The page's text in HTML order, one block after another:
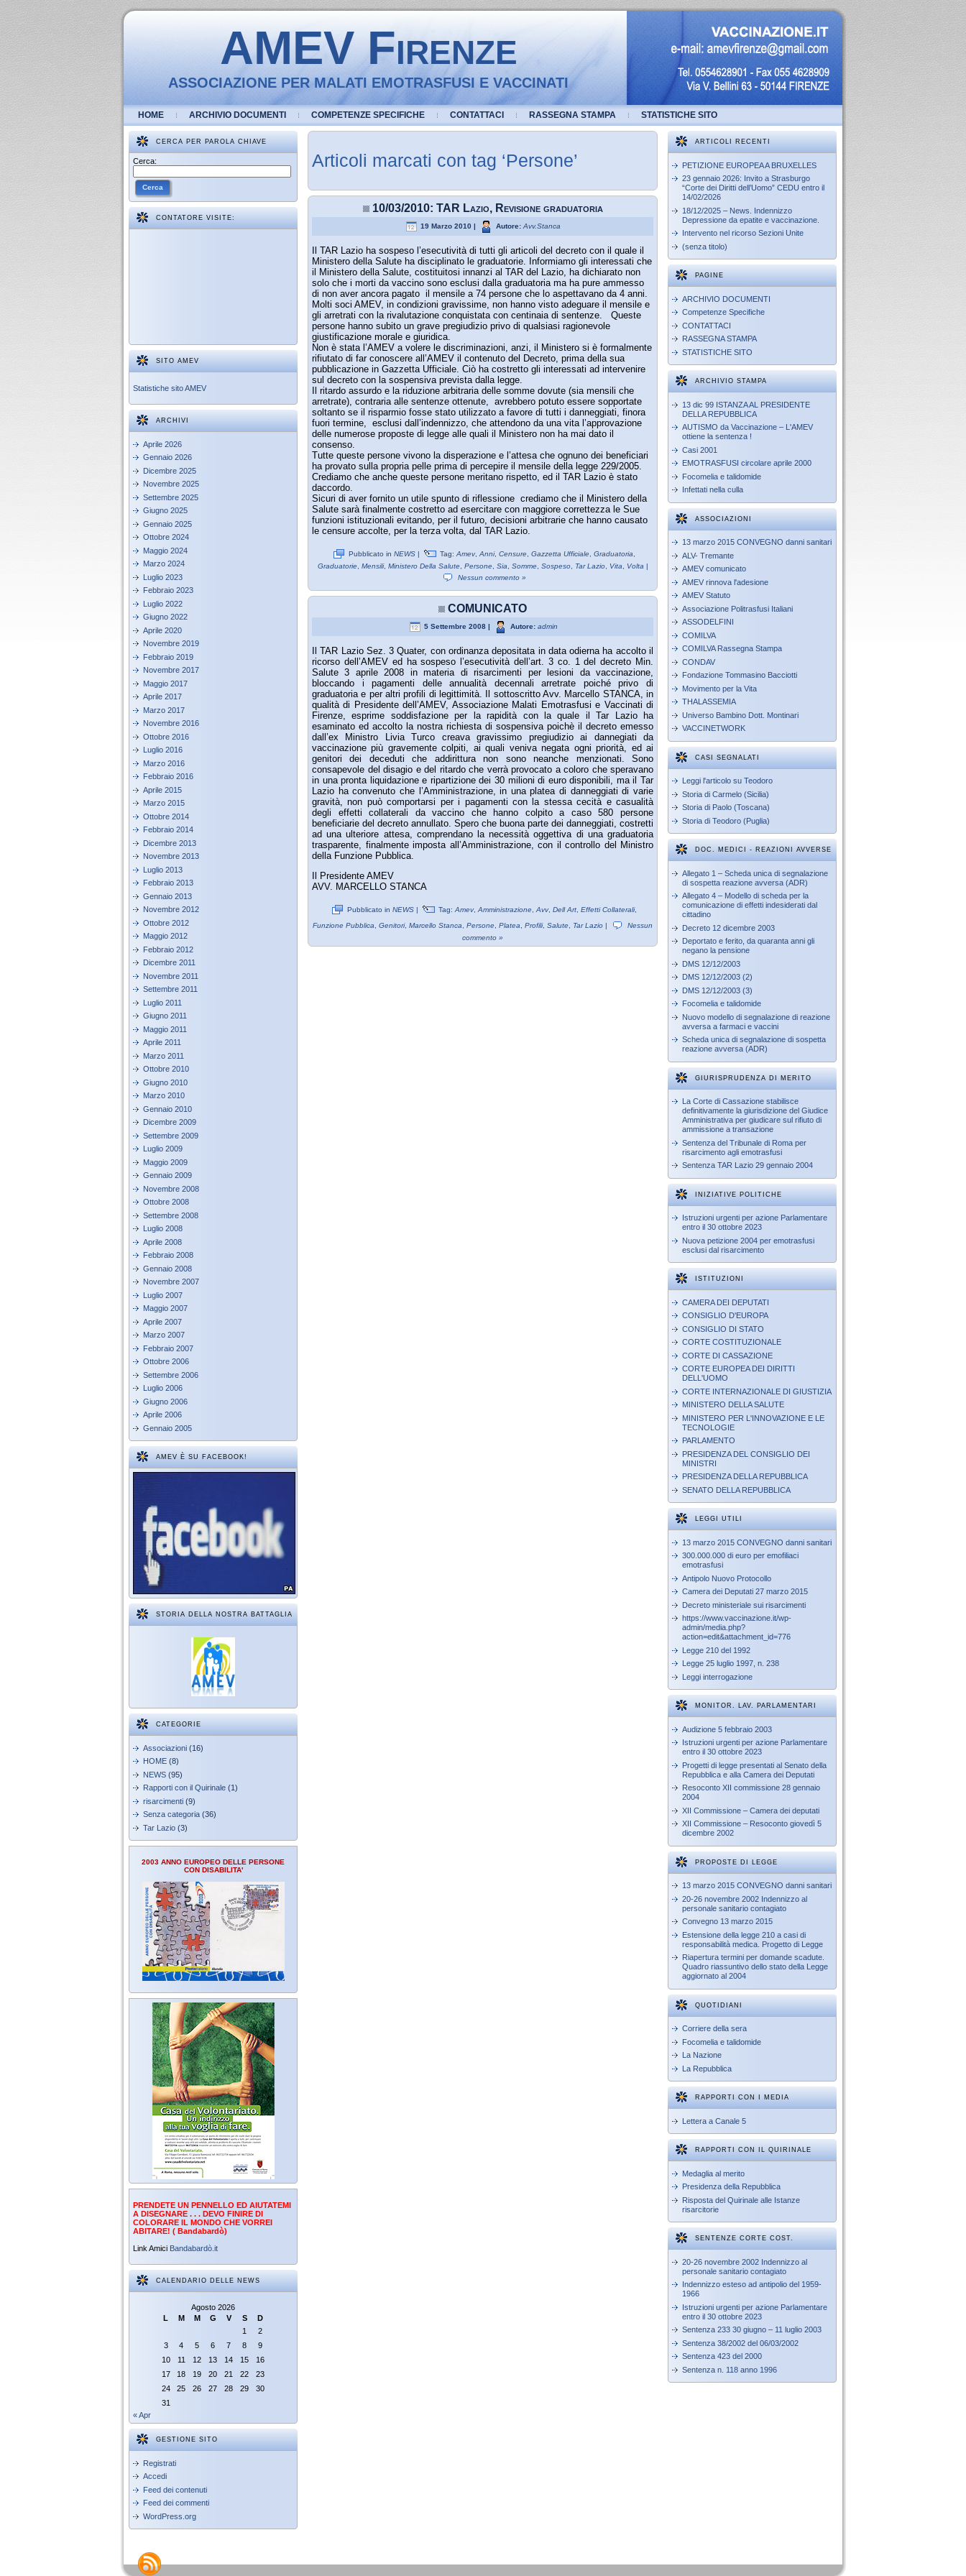
AMEV Firenze
ASSOCIAZIONE PER MALATI EMOTRASFUSI E VACCINATI
HOME ARCHIVIO DOCUMENTI COMPETENZE SPECIFICHE CONTATTACI RASSEGNA STAMPA STATISTICHE SITO
CERCA PER PAROLA CHIAVE
Cerca:
Cerca
CONTATORE VISITE:
SITO AMEV
Statistiche sito AMEV
ARCHIVI
Aprile 2026
Gennaio 2026
Dicembre 2025
Novembre 2025
Settembre 2025
Giugno 2025
Gennaio 2025
Ottobre 2024
Maggio 2024
Marzo 2024
Luglio 2023
Febbraio 2023
Luglio 2022
Giugno 2022
Aprile 2020
Novembre 2019
Febbraio 2019
Novembre 2017
Maggio 2017
Aprile 2017
Marzo 2017
Novembre 2016
Ottobre 2016
Luglio 2016
Marzo 2016
Febbraio 2016
Aprile 2015
Marzo 2015
Ottobre 2014
Febbraio 2014
Dicembre 2013
Novembre 2013
Luglio 2013
Febbraio 2013
Gennaio 2013
Novembre 2012
Ottobre 2012
Maggio 2012
Febbraio 2012
Dicembre 2011
Novembre 2011
Settembre 2011
Luglio 2011
Giugno 2011
Maggio 2011
Aprile 2011
Marzo 2011
Ottobre 2010
Giugno 2010
Marzo 2010
Gennaio 2010
Dicembre 2009
Settembre 2009
Luglio 2009
Maggio 2009
Gennaio 2009
Novembre 2008
Ottobre 2008
Settembre 2008
Luglio 2008
Aprile 2008
Febbraio 2008
Gennaio 2008
Novembre 2007
Luglio 2007
Maggio 2007
Aprile 2007
Marzo 2007
Febbraio 2007
Ottobre 2006
Settembre 2006
Luglio 2006
Giugno 2006
Aprile 2006
Gennaio 2005
AMEV È SU FACEBOOK!
STORIA DELLA NOSTRA BATTAGLIA
CATEGORIE
Associazioni (16)
HOME (8)
NEWS (95)
Rapporti con il Quirinale (1)
risarcimenti (9)
Senza categoria (36)
Tar Lazio (3)
2003 ANNO EUROPEO DELLE PERSONE
CON DISABILITA'
PRENDETE UN PENNELLO ED AIUTATEMI
A DISEGNARE . . . DEVO FINIRE DI
COLORARE IL MONDO CHE VORREI
ABITARE! ( Bandabardò)
Link Amici Bandabardò.it
CALENDARIO DELLE NEWS
Agosto 2026
L
M M G V S
D
1
2
3
4 5 6 7 8
9
10
11 12 13 14 15
16
17
18 19 20 21 22
23
24
25 26 27 28 29
30
31
« Apr
GESTIONE SITO
Registrati
Accedi
Feed dei contenuti
Feed dei commenti
WordPress.org
Articoli marcati con tag ‘Persone’
10/03/2010: TAR Lazio, Revisione graduatoria
19 Marzo 2010 | Autore: Avv.Stanca
Il TAR Lazio ha sospeso l’esecutività di tutti gli articoli del decreto con il quale il
Ministero della Salute ha disciplinato le graduatorie. Informiamo gli interessati che
il Ministero della Salute, costituitosi innanzi al TAR del Lazio, ha dichiarato non
solo che i morti da vaccino sono esclusi dalla graduatoria ma ha pure ammesso
di non aver ancora pagato il mensile a 74 persone che lo aspettavano da 4 anni.
Molti soci AMEV, in condizioni gravissime, non hanno visto adeguare il mensile e
gli arretrati con la rivalutazione conquistata con centinaia di sentenze. Queste
persone hanno subito un grave pregiudizio privo di qualsiasi ragionevole
giustificazione morale e giuridica.
Non è stata l’AMEV a volere le discriminazioni, anzi, il Ministero si è formalmente
rifiutato di far conoscere all’AMEV il contenuto del Decreto, prima della sua
pubblicazione in Gazzetta Ufficiale. Ciò ha costretto gli interessati ad intervenire
sul decreto con la sospensiva prevista dalla legge.
Il ritardo assurdo e la riduzione arbitraria delle somme dovute (sia mensili che
arretrate), contraria alle sentenze ottenute, avrebbero potuto essere sopportate
soltanto se il risparmio fosse stato utilizzato a favore di tutti i danneggiati, finora
fuori termine, esclusi dall’indennizzo, che attendono da una vita l’approvazione
delle numerose proposte di legge alle quali il Ministero non ha mai dato il
consenso.
Tutte queste persone vivono la disperazione e l’attesa che ognuno dei beneficiari
ha provato sulla propria pelle prima di percepire il mensile della legge 229/2005.
Crediamo che anche queste persone meritano rispetto, ed il TAR Lazio è stato
daccordo.
Sicuri di aver fornito un utile spunto di riflessione crediamo che il Ministero della
Salute sarà finalmente costretto ad esercitare con maggiore correttezza le Sue
funzioni istituzionali evitando, per il futuro, decisioni arbitrarie che hanno causato
le censure accolte, per la terza volta, dal TAR Lazio.
Pubblicato in NEWS| Tag: Amev, Anni, Censure, Gazzetta Ufficiale, Graduatoria
Graduatorie, Mensili, Ministero Della Salute, Persone, Sia Somme, Sospeso, Tar Lazio, Vita Volta |
Nessun commento »
COMUNICATO
5 Settembre 2008 | Autore: admin
Il TAR Lazio Sez. 3 Quater, con ordinanza depositata in data odierna ha accolto il
ricorso dell’AMEV ed ha sospeso l’esecutività dell’art. 3 co. 1 del decreto Min.
Salute 3 aprile 2008 in materia di risarcimenti per lesioni da vaccinazione,
bloccando i pagamenti delle annualità decennali arretrate poiché privo di
graduatoria e per altri profili di legittimità. Il sottoscritto Avv. Marcello STANCA, in
qualità di Presidente dell’AMEV, Associazione Malati Emotrasfusi e Vaccinati di
Firenze, esprime soddisfazione per la rapidità con la quale il Tar Lazio ha
esaminato ed accolto la nostra richiesta di sospensiva poichè il decreto emesso
dall’ex Ministro Livia Turco creava gravissimo pregiudizio ai dannegiati da
vaccinazione più gravemente colpiti, ai quali veniva negata ogni priorità, ed ai
genitori dei deceduti che addirittura non sono neanche menzionati. Sono
consapevole del disagio e del ritardo che verrà provocato a coloro che speravano
in una pronta liquidazione e ripartizione dei 30 milioni di euro disponibili, ma il Tar
Lazio ha convenuto che l’Amministrazione, in una platea di danneggiati di varie
gravità, non può comportarsi per i pagamenti con la stessa cecità e casualità
degli effetti collaterali da vaccino che hanno colpito a caso 580 persone
beneficiarie del decreto annullato. Spero che buona parte dei danneggiati, costretti
ad una ulteriore attesa, comprendano la necessità oggettiva di una graduatoria
trasparente, finalmente imposta all’Amministrazione, con il controllo del Ministro
della Funzione Pubblica.
Il Presidente AMEV
AVV. MARCELLO STANCA
Pubblicato in NEWS| Tag: Amev, Amministrazione, Avv, Dell Art, Effetti Collaterali,
Funzione Pubblica
Genitori, Marcello Stanca Persone Platea Profili, Salute Tar Lazio |
Nessun
commento »
ARTICOLI RECENTI
PETIZIONE EUROPEA A BRUXELLES
23 gennaio 2026: Invito a Strasburgo
“Corte dei Diritti dell’Uomo” CEDU entro il
14/02/2026
18/12/2025 – News. Indennizzo
Depressione da epatite e vaccinazione.
Intervento nel ricorso Sezioni Unite
(senza titolo)
PAGINE
ARCHIVIO DOCUMENTI
Competenze Specifiche
CONTATTACI
RASSEGNA STAMPA
STATISTICHE SITO
ARCHIVIO STAMPA
13 dic 99 ISTANZA AL PRESIDENTE
DELLA REPUBBLICA
AUTISMO da Vaccinazione – L'AMEV
ottiene la sentenza !
Casi 2001
EMOTRASFUSI circolare aprile 2000
Focomelia e talidomide
Infettati nella culla
ASSOCIAZIONI
13 marzo 2015 CONVEGNO danni sanitari
ALV- Tremante
AMEV comunicato
AMEV rinnova l'adesione
AMEV Statuto
Associazione Politrasfusi Italiani
ASSODELFINI
COMILVA
COMILVA Rassegna Stampa
CONDAV
Fondazione Tommasino Bacciotti
Movimento per la Vita
THALASSEMIA
Universo Bambino Dott. Montinari
VACCINETWORK
CASI SEGNALATI
Leggi l'articolo su Teodoro
Storia di Carmelo (Sicilia)
Storia di Paolo (Toscana)
Storia di Teodoro (Puglia)
DOC. MEDICI - REAZIONI AVVERSE
Allegato 1 – Scheda unica di segnalazione
di sospetta reazione avversa (ADR)
Allegato 4 – Modello di scheda per la
comunicazione di effetti indesiderati dal
cittadino
Decreto 12 dicembre 2003
Deportato e ferito, da quaranta anni gli
negano la pensione
DMS 12/12/2003
DMS 12/12/2003 (2)
DMS 12/12/2003 (3)
Focomelia e talidomide
Nuovo modello di segnalazione di reazione
avversa a farmaci e vaccini
Scheda unica di segnalazione di sospetta
reazione avversa (ADR)
GIURISPRUDENZA DI MERITO
La Corte di Cassazione stabilisce
definitivamente la giurisdizione del Giudice
Amministrativa per giudicare sul rifiuto di
ammissione a transazione
Sentenza del Tribunale di Roma per
risarcimento agli emotrasfusi
Sentenza TAR Lazio 29 gennaio 2004
INIZIATIVE POLITICHE
Istruzioni urgenti per azione Parlamentare
entro il 30 ottobre 2023
Nuova petizione 2004 per emotrasfusi
esclusi dal risarcimento
ISTITUZIONI
CAMERA DEI DEPUTATI
CONSIGLIO D'EUROPA
CONSIGLIO DI STATO
CORTE COSTITUZIONALE
CORTE DI CASSAZIONE
CORTE EUROPEA DEI DIRITTI
DELL'UOMO
CORTE INTERNAZIONALE DI GIUSTIZIA
MINISTERO DELLA SALUTE
MINISTERO PER L'INNOVAZIONE E LE
TECNOLOGIE
PARLAMENTO
PRESIDENZA DEL CONSIGLIO DEI
MINISTRI
PRESIDENZA DELLA REPUBBLICA
SENATO DELLA REPUBBLICA
LEGGI UTILI
13 marzo 2015 CONVEGNO danni sanitari
300.000.000 di euro per emofiliaci
emotrasfusi
Antipolo Nuovo Protocollo
Camera dei Deputati 27 marzo 2015
Decreto ministeriale sui risarcimenti
https://www.vaccinazione.it/wp-
admin/media.php?
action=edit&attachment_id=776
Legge 210 del 1992
Legge 25 luglio 1997, n. 238
Leggi interrogazione
MONITOR. LAV. PARLAMENTARI
Audizione 5 febbraio 2003
Istruzioni urgenti per azione Parlamentare
entro il 30 ottobre 2023
Progetti di legge presentati al Senato della
Repubblica e alla Camera dei Deputati
Resoconto XII commissione 28 gennaio
2004
XII Commissione – Camera dei deputati
XII Commissione – Resoconto giovedì 5
dicembre 2002
PROPOSTE DI LEGGE
13 marzo 2015 CONVEGNO danni sanitari
20-26 novembre 2002 Indennizzo al
personale sanitario contagiato
Convegno 13 marzo 2015
Estensione della legge 210 a casi di
responsabilità medica. Progetto di Legge
Riapertura termini per domande scadute.
Quadro riassuntivo dello stato della Legge
aggiornato al 2004
QUOTIDIANI
Corriere della sera
Focomelia e talidomide
La Nazione
La Repubblica
RAPPORTI CON I MEDIA
Lettera a Canale 5
RAPPORTI CON IL QUIRINALE
Medaglia al merito
Presidenza della Repubblica
Risposta del Quirinale alle Istanze
risarcitorie
SENTENZE CORTE COST.
20-26 novembre 2002 Indennizzo al
personale sanitario contagiato
Indennizzo esteso ad antipolio del 1959-
1966
Istruzioni urgenti per azione Parlamentare
entro il 30 ottobre 2023
Sentenza 233 30 giugno – 11 luglio 2003
Sentenza 38/2002 del 06/03/2002
Sentenza 423 del 2000
Sentenza n. 118 anno 1996